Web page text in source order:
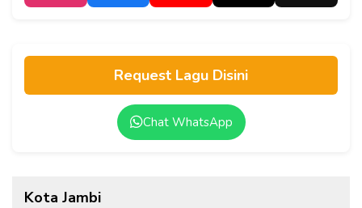
Request Lagu Disini
Chat WhatsApp
Kota Jambi